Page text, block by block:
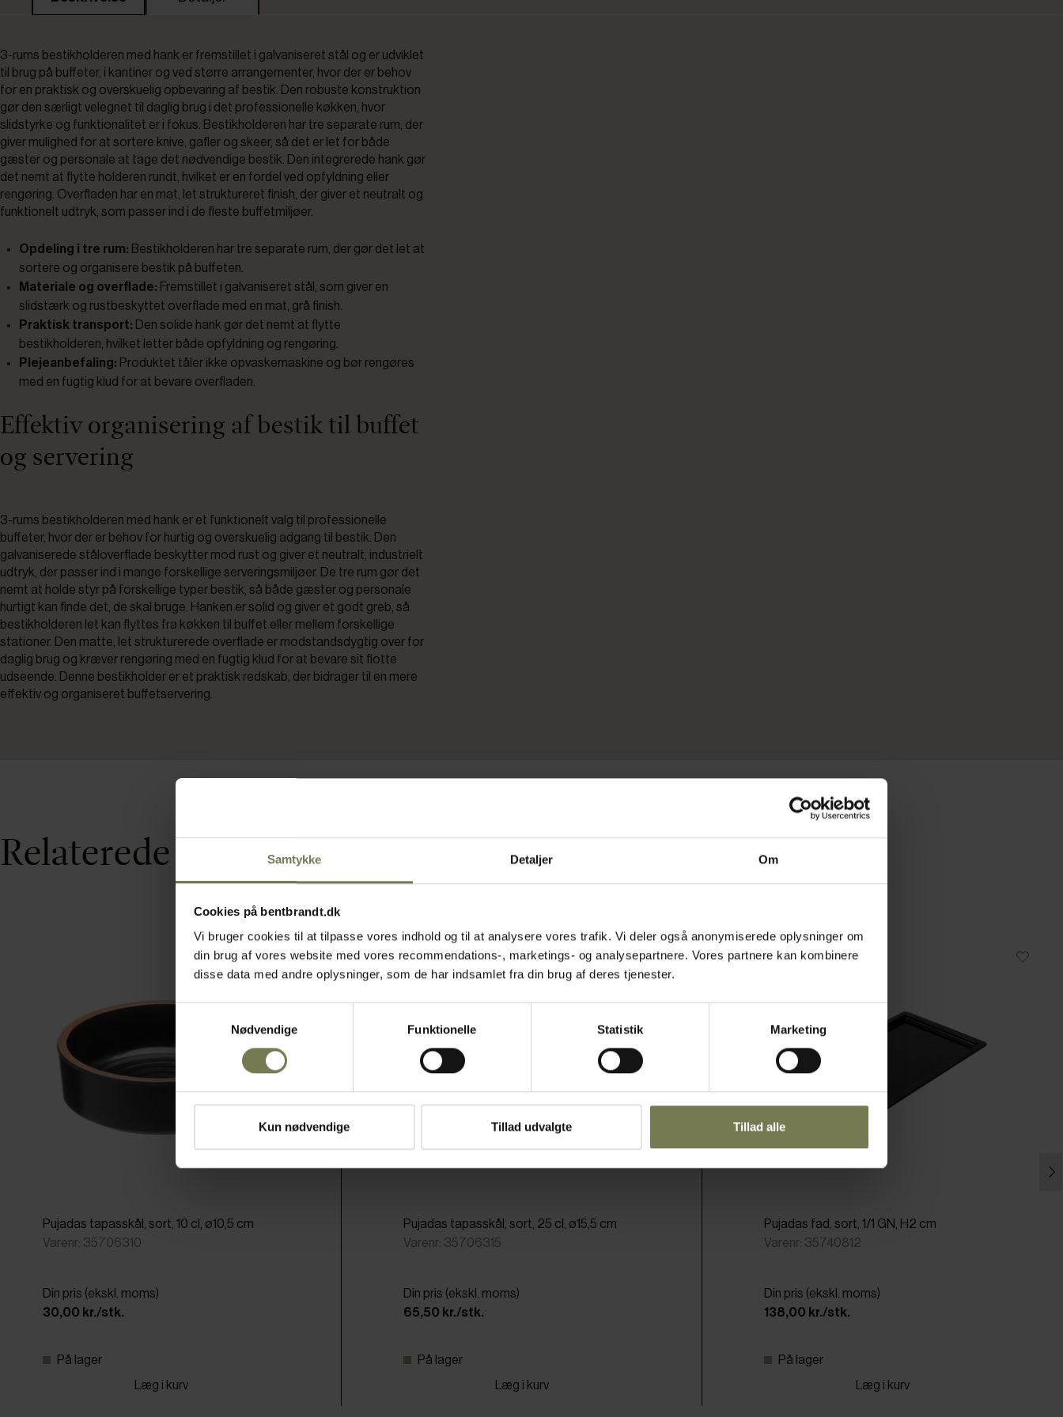
Samtykke Detaljer Om
Cookies på bentbrandt.dk
Vi bruger cookies til at tilpasse vores indhold og til at analysere vores trafik. Vi deler også anonymiserede oplysninger om
din brug af vores website med vores recommendations-, marketings- og analysepartnere. Vores partnere kan kombinere
disse data med andre oplysninger, som de har indsamlet fra din brug af deres tjenester.
Nødvendige
Funktionelle Statistik Marketing
Kun nødvendige Tillad udvalgte Tillad alle
3-rums bestikholderen med hank er fremstillet i galvaniseret stål og er udviklet
til brug på buffeter, i kantiner og ved større arrangementer, hvor der er behov
for en praktisk og overskuelig opbevaring af bestik. Den robuste konstruktion
gør den særligt velegnet til daglig brug i det professionelle køkken, hvor
slidstyrke og funktionalitet er i fokus. Bestikholderen har tre separate rum, der
giver mulighed for at sortere knive, gafler og skeer, så det er let for både
gæster og personale at tage det nødvendige bestik. Den integrerede hank gør
det nemt at flytte holderen rundt, hvilket er en fordel ved opfyldning eller
rengøring. Overfladen har en mat, let struktureret finish, der giver et neutralt og
funktionelt udtryk, som passer ind i de fleste buffetmiljøer.
Opdeling i tre rum: Bestikholderen har tre separate rum, der gør det let at
sortere og organisere bestik på buffeten.
Materiale og overflade: Fremstillet i galvaniseret stål, som giver en
slidstærk og rustbeskyttet overflade med en mat, grå finish.
Praktisk transport: Den solide hank gør det nemt at flytte
bestikholderen, hvilket letter både opfyldning og rengøring.
Plejeanbefaling: Produktet tåler ikke opvaskemaskine og bør rengøres
med en fugtig klud for at bevare overfladen.
Effektiv organisering af bestik til buffet
og servering
3-rums bestikholderen med hank er et funktionelt valg til professionelle
buffeter, hvor der er behov for hurtig og overskuelig adgang til bestik. Den
galvaniserede ståloverflade beskytter mod rust og giver et neutralt, industrielt
udtryk, der passer ind i mange forskellige serveringsmiljøer. De tre rum gør det
nemt at holde styr på forskellige typer bestik, så både gæster og personale
hurtigt kan finde det, de skal bruge. Hanken er solid og giver et godt greb, så
bestikholderen let kan flyttes fra køkken til buffet eller mellem forskellige
stationer. Den matte, let strukturerede overflade er modstandsdygtig over for
daglig brug og kræver rengøring med en fugtig klud for at bevare sit flotte
udseende. Denne bestikholder er et praktisk redskab, der bidrager til en mere
effektiv og organiseret buffetservering.
Relaterede varer
Pujadas tapasskål, sort, 10 cl, ø10,5 cm
Varenr: 35706310
Din pris (ekskl. moms)
30,00 kr./stk.
På lager
Læg i kurv
Pujadas tapasskål, sort, 25 cl, ø15,5 cm
Varenr: 35706315
Din pris (ekskl. moms)
65,50 kr./stk.
På lager
Læg i kurv
Pujadas fad, sort, 1/1 GN, H2 cm
Varenr: 35740812
Din pris (ekskl. moms)
138,00 kr./stk.
På lager
Læg i kurv